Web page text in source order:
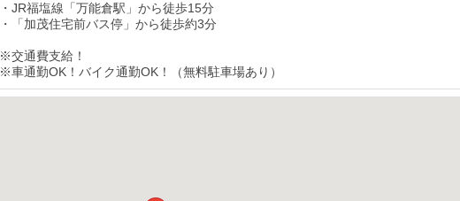
・JR福塩線「万能倉駅」から徒歩15分
・「加茂住宅前バス停」から徒歩約3分
※交通費支給！
※車通勤OK！バイク通勤OK！（無料駐車場あり）